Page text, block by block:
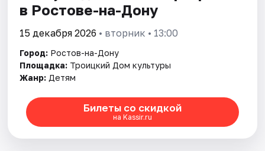
Площадки
Рейтинги
в Ростове-на-Дону
15 декабря 2026 • вторник • 13:00
Город: Ростов-на-Дону
Площадка: Троицкий Дом культуры
Жанр: Детям
Билеты со скидкой
на Kassir.ru